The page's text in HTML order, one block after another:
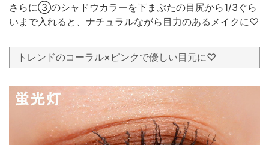
さらに③のシャドウカラーを下まぶたの目尻から1/3ぐら
いまで入れると、ナチュラルながら目力のあるメイクに♡
トレンドのコーラル×ピンクで優しい目元に♡